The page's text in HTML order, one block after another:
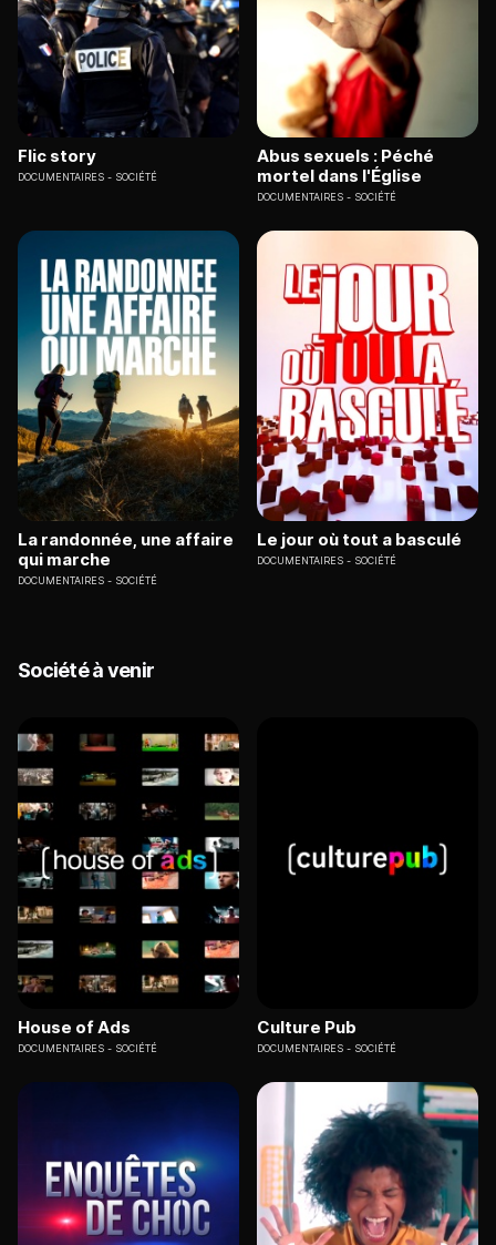
Flic story
DOCUMENTAIRES SOCIÉTÉ
Abus sexuels : Péché
mortel dans l'Église
DOCUMENTAIRES SOCIÉTÉ
La randonnée, une affaire
qui marche
DOCUMENTAIRES SOCIÉTÉ
Le jour où tout a basculé
DOCUMENTAIRES SOCIÉTÉ
Société à venir
House of Ads
DOCUMENTAIRES SOCIÉTÉ
Culture Pub
DOCUMENTAIRES SOCIÉTÉ